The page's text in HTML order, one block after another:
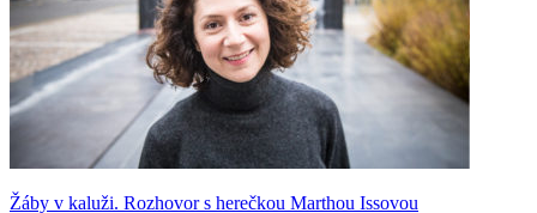
Žáby v kaluži. Rozhovor s herečkou Marthou Issovou